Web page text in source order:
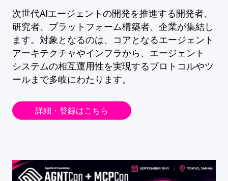
次世代AIエージェントの開発を推進する開発者、
研究者、プラットフォーム構築者、企業が集結し
ます。対象となるのは、コアとなるエージェント
アーキテクチャやインフラから、エージェント
システムの相互運用性を実現するプロトコルやツ
ールまで多岐にわたります。
詳細・登録はこちら